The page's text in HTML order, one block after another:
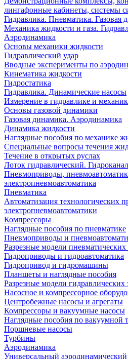
лингафонные кабинеты, системы
Гидравлика. Пневматика. Газовая
Механика жидкости и газа.
Аэродинамика
Основы механики жидкости
Гидравлический удар
Вводные эксперименты по
Кинематика жидкости
Гидростатика
Гидравлика. Динамические насосы
Измерение в гидравлике и
Основы газовой динамики
Газовая динамика. Аэродинамика
Динамика жидкости
Наглядные пособия по механике
Специальные вопросы течения
Течение в открытых руслах
Лоток гидравлический.
Пневмоприводы,
электропневмоавтоматика
Пневматика
Автоматизация технологических
электропневмоавтоматики
Компрессоры
Наглядные пособия по пневматике
Пневмоприводы и
Разрезные модели пневматических
Гидроприводы и гидроавтоматика
Гидропривод и гидромашины
Планшеты и наглядные пособия
Разрезные модели гидравлических
Насосное и компрессорное
Центробежные насосы и агрегаты
Компрессоры и вакуумные насосы
Наглядные пособия по вакуумной
Поршневые насосы
Турбины
Аэродинамика
Универсальный аэродинамический